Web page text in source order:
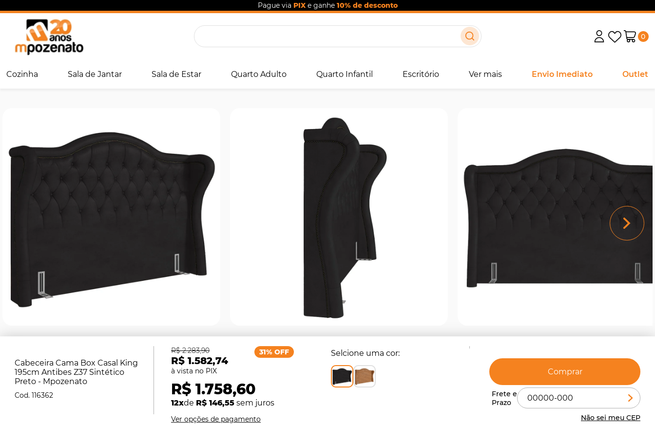
Pague via PIXe ganhe 10% de desconto
0
Cozinha Sala de Jantar Sala de Estar Quarto Adulto Quarto Infantil Escritório Ver mais Envio Imediato Outlet
Cabeceira Cama Box Casal King
195cm Antibes Z37 Sintético
Preto - Mpozenato
116362
R$ 1.582,74
R$ 2.283,90
R$ 1.758,60
12xde R$ 146,55 sem juros
31% OFF
Ver opções de pagamento
Selcione uma cor
Comprar
Não sei meu CEP